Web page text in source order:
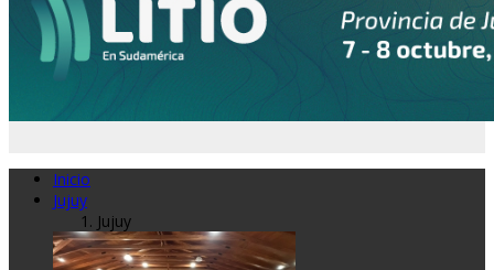
Inicio
Jujuy
Jujuy